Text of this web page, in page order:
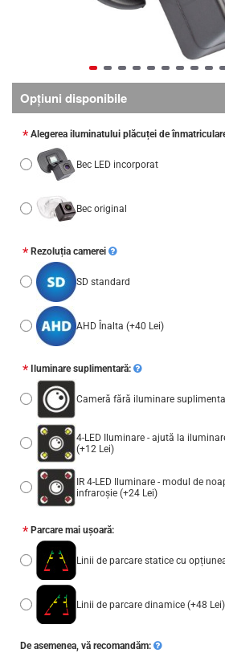
Opţiuni disponibile
Alegerea iluminatului plăcuței de
Bec LED incorporat
Bec original
Rezoluția camerei
SD standard
AHD Înalta (+40 Lei)
Iluminare suplimentară:
Cameră fără iluminare
4-LED Iluminare - ajută la
(+12 Lei)
IR 4-LED Iluminare - modul de
infraroșie (+24 Lei)
Parcare mai ușoară:
Linii de parcare statice cu
Linii de parcare dinamice (+48 Lei)
De asemenea, vă recomandăm: